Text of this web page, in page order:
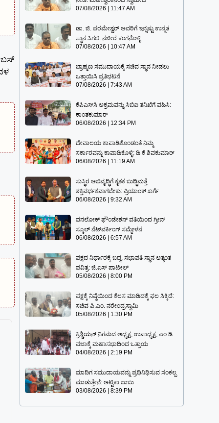
ಬಸ್
07/08/2026
11:47 AM
ಡಾ. ಜಿ. ಪರಮೇಶ್ವರ್ ಅವರಿಗೆ ಇನ್ನಷ್ಟು ಉನ್ನತ
ಸ್ಥಾನ ಸಿಗಲಿ: ನಜೀರ ಕಂಗನೊಳ್ಳಿ
07/08/2026
10:47 AM
ಬ್ರಾಹ್ಮಣ ಸಮುದಾಯಕ್ಕೆ ಸಚಿವ ಸ್ಥಾನ ನೀಡಲು
ಒತ್ತಾಯಿಸಿ ಪ್ರತಿಭಟನೆ
07/08/2026
7:43 AM
ಕೆಪಿಎಸ್‍ಸಿ ಅಕ್ರಮವನ್ನು ಸಿಬಿಐ ತನಿಖೆಗೆ ವಹಿಸಿ:
ಕಾಂತಕುಮಾರ್
06/08/2026
12:34 PM
ದೇವಾಲಯ ಕಾಪಾಡಿಕೊಂಡಂತೆ ನಿಮ್ಮ
ಸರ್ಕಾರವನ್ನು ಕಾಪಾಡಿಕೊಳ್ಳಿ: ಡಿ ಕೆ ಶಿವಕುಮಾರ್
06/08/2026
11:19 AM
ಸುಸ್ಥಿರ ಅಭಿವೃದ್ಧಿಗೆ ಕೃತಕ ಬುದ್ಧಿಮತ್ತೆ
ಶಕ್ತಿವರ್ಧಕವಾಗಬೇಕು: ಪ್ರಿಯಾಂಕ್ ಖರ್ಗೆ
06/08/2026
9:32 AM
ವನಲೋಕ್ ಫೌಂಡೇಶನ್ ವತಿಯಿಂದ ಗ್ರೀನ್
ಸ್ಕೂಲ್ ನೆಟ್‌ವರ್ಕಿಂಗ್ ಸಮ್ಮೇಳನ
06/08/2026
6:57 AM
ಪಕ್ಷದ ನಿರ್ಧಾರಕ್ಕೆ ಬದ್ಧ, ಸಭಾಪತಿ ಸ್ಥಾನ ಅತ್ಯಂತ
ಪವಿತ್ರ: ಜಿ.ಎಸ್ ಪಾಟೀಲ್
05/08/2026
8:00 PM
ಪಕ್ಷಕ್ಕೆ ನಿಷ್ಠೆಯಿಂದ ಕೆಲಸ ಮಾಡಿದಕ್ಕೆ ಫಲ ಸಿಕ್ಕಿದೆ:
ಸಚಿವ ಪಿ.ಎಂ. ನರೇಂದ್ರಸ್ವಾಮಿ
05/08/2026
1:30 PM
ಕ್ರಿಶ್ಚಿಯನ್ ನಿಗಮದ ಅಧ್ಯಕ್ಷ, ಉಪಾಧ್ಯಕ್ಷ, ಎಂ.ಡಿ
ವಜಾಕ್ಕೆ ಮಹಾಸಭಾದಿಂದ ಒತ್ತಾಯ
04/08/2026
2:19 PM
ಮಾದಿಗ ಸಮುದಾಯವನ್ನು ಪ್ರಧಿನಿಧಿಸುವ ಸಂಕಲ್ಪ
ಮಾಡುತ್ತೇನೆ: ಅಟ್ಟಿಕಾ ಬಾಬು
03/08/2026
8:39 PM